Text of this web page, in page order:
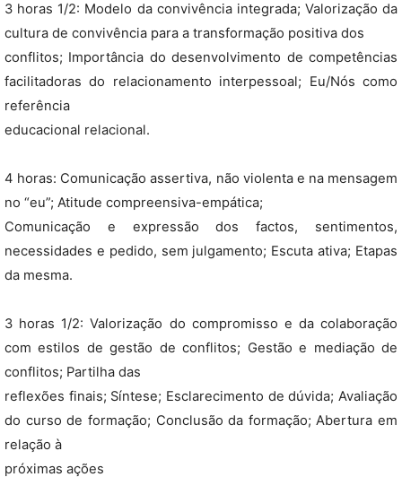
3 horas 1/2: Modelo da convivência integrada; Valorização da
cultura de convivência para a transformação positiva dos
conflitos; Importância do desenvolvimento de competências
facilitadoras do relacionamento interpessoal; Eu/Nós como
referência
educacional relacional.
4 horas: Comunicação assertiva, não violenta e na mensagem
no “eu”; Atitude compreensiva-empática;
Comunicação e expressão dos factos, sentimentos,
necessidades e pedido, sem julgamento; Escuta ativa; Etapas
da mesma.
3 horas 1/2: Valorização do compromisso e da colaboração
com estilos de gestão de conflitos; Gestão e mediação de
conflitos; Partilha das
reflexões finais; Síntese; Esclarecimento de dúvida; Avaliação
do curso de formação; Conclusão da formação; Abertura em
relação à
próximas ações